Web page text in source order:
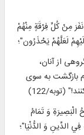
نَفَرَ مِنْ كُلِّ فِرْقَةٍ مِنْهُمْ
لَعَلَّهُمْ يَحْذَرُون"؛
از آنان،
بازگشت به سوى
(توبه/122)
الْبَصِيرَةِ وَ تَمَامُ
الدِّينِ وَ الدُّنْيَا"؛